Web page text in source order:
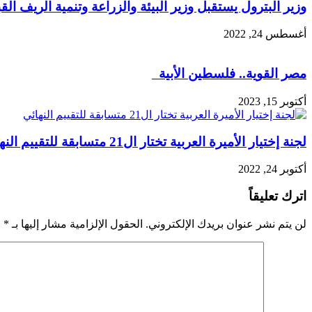
وزير البترول يستقبل وزير البيئة والزراعة وتنمية الريف
أغسطس 24, 2022
مصر القوية.. فلسطين الأبية
أكتوبر 15, 2023
لجنة إختيار الأميرة العربية تختار ال21 متسابقة للتقييم النهائي
أكتوبر 24, 2022
اترك تعليقاً
لن يتم نشر عنوان بريدك الإلكتروني. الحقول الإلزامية مشار إليها بـ *